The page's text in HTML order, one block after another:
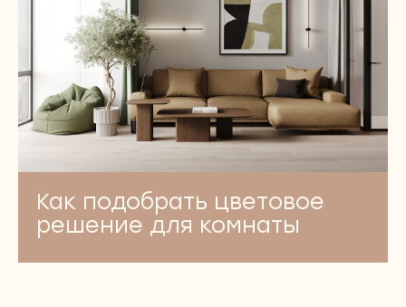
Как подобрать цветовое
решение для комнаты